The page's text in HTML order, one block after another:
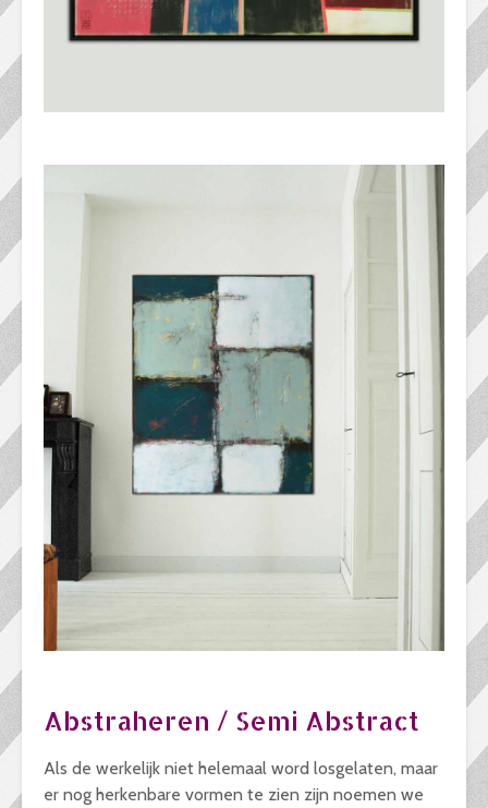
Abstraheren / Semi Abstract
Als de werkelijk niet helemaal word losgelaten, maar
er nog herkenbare vormen te zien zijn noemen we